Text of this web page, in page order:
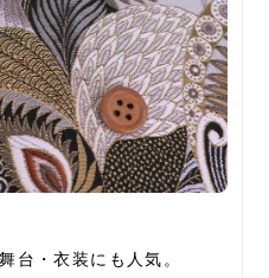
台・衣装にも人気。